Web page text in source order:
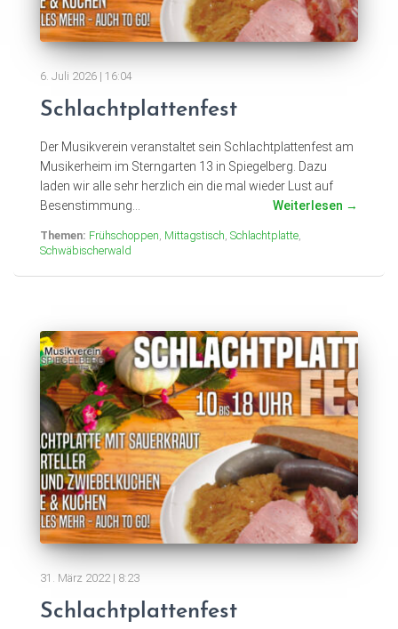
6. Juli 2026 | 16:04
Schlachtplattenfest
Der Musikverein veranstaltet sein Schlachtplattenfest am
Musikerheim im Sterngarten 13 in Spiegelberg. Dazu
laden wir alle sehr herzlich ein die mal wieder Lust auf
Besenstimmung...
Weiterlesen
Themen: Frühschoppen Mittagstisch Schlachtplatte
Schwäbischerwald
31. März 2022 | 8:23
Schlachtplattenfest